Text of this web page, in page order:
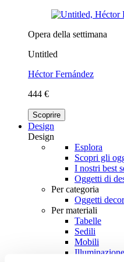
Opera della settimana
Untitled
Héctor Fernández
444 €
Scoprire
Design
Design
Esplora
Scopri gli
I nostri best
Oggetti di
Per categoria
Oggetti
Per materiali
Tabelle
Sedili
Mobili
Illuminazione